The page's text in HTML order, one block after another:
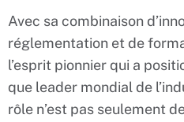
Avec sa combinaison
réglementation et de
l’esprit pionnier qui a
que leader mondial de
rôle n’est pas seulement